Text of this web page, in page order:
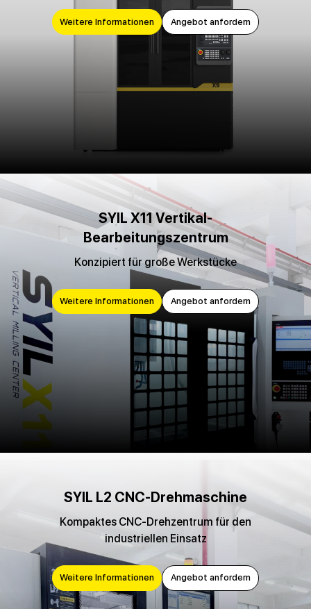
Weitere Informationen Angebot anfordern
SYIL X11 Vertikal-
Bearbeitungszentrum
Konzipiert für große Werkstücke
Weitere Informationen Angebot anfordern
SYIL L2 CNC-Drehmaschine
Kompaktes CNC-Drehzentrum für den
industriellen Einsatz
Weitere Informationen Angebot anfordern